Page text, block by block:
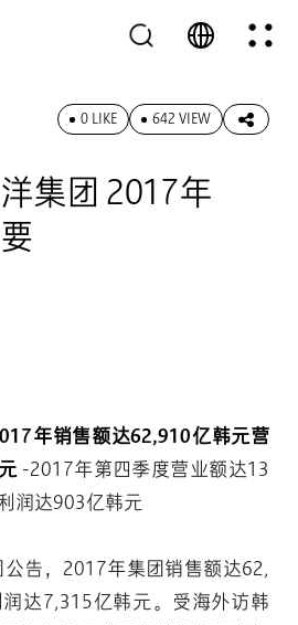
0 LIKE 642 VIEW
集团 2017年
年销售额达62,910亿韩元营
-2017年第四季度营业额达13
润达903亿韩元
告，2017年集团销售额达62,
达7,315亿韩元。受海外访韩